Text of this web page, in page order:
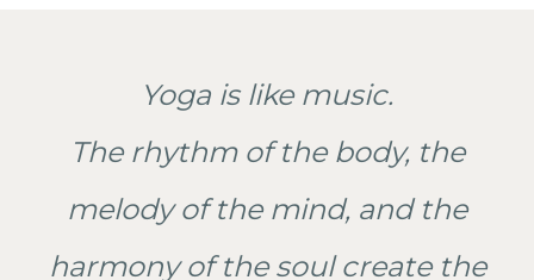
Yoga is like music.
The rhythm of the body, the
melody of the mind, and the
harmony of the soul create the